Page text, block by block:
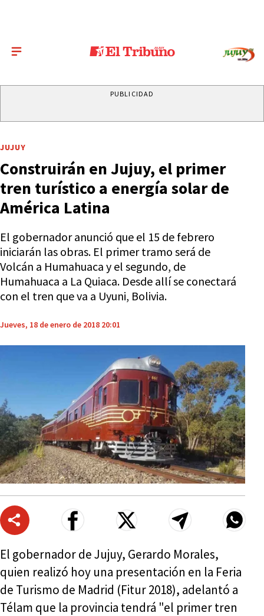
PUBLICIDAD
JUJUY
Construirán en Jujuy, el primer
tren turístico a energía solar de
América Latina
El gobernador anunció que el 15 de febrero
iniciarán las obras. El primer tramo será de
Volcán a Humahuaca y el segundo, de
Humahuaca a La Quiaca. Desde allí se conectará
con el tren que va a Uyuni, Bolivia.
Jueves, 18 de enero de 2018 20:01
El gobernador de Jujuy, Gerardo Morales,
quien realizó hoy una presentación en la Feria
de Turismo de Madrid (Fitur 2018), adelantó a
Télam que la provincia tendrá "el primer tren